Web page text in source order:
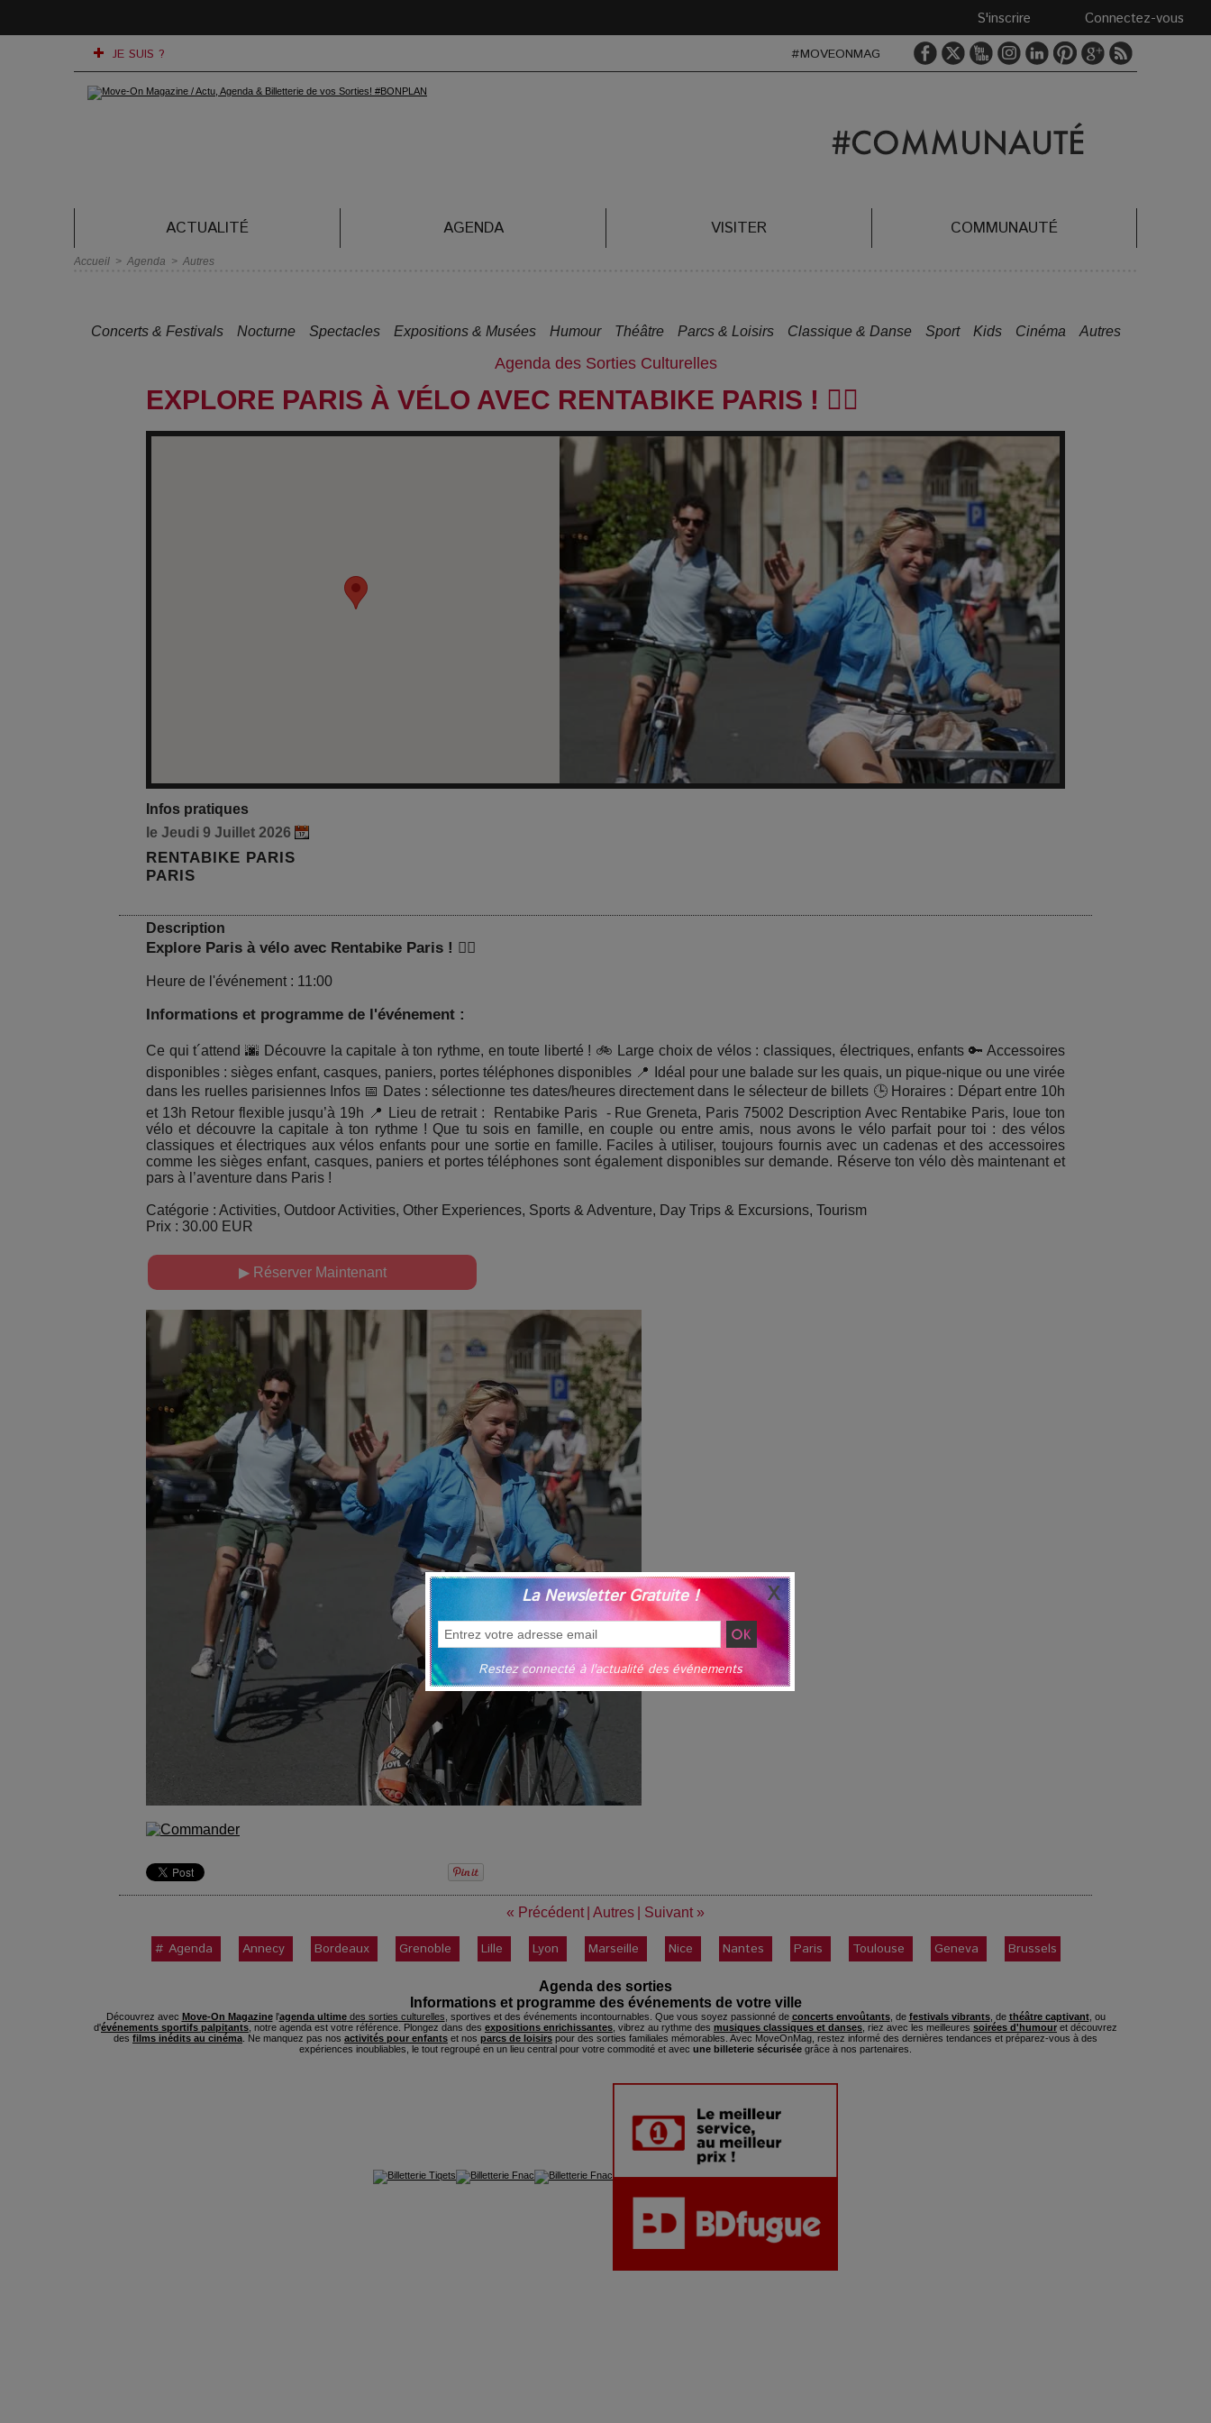
Connectez-vous
S'inscrire
JE SUIS ? #MOVEONMAG
ACTUALITÉ AGENDA VISITER COMMUNAUTÉ
Accueil > Agenda > Autres
Concerts & Festivals Nocturne Spectacles Expositions & Musées Humour Théâtre Parcs & Loisirs Classique & Danse Sport Kids Cinéma Autres
Agenda des Sorties Culturelles
EXPLORE PARIS À VÉLO AVEC RENTABIKE PARIS ! 🚴‍♂️
Infos pratiques
le Jeudi 9 Juillet 2026
RENTABIKE PARIS
PARIS
Description
Explore Paris à vélo avec Rentabike Paris ! 🚴‍♂️
Heure de l'événement : 11:00
Informations et programme de l'événement :
Ce qui t´attend 🌆 Découvre la capitale à ton rythme, en toute liberté ! 🚲 Large choix de vélos : classiques, électriques, enfants 🔑 Accessoires
disponibles : sièges enfant, casques, paniers, portes téléphones disponibles 📍 Idéal pour une balade sur les quais, un pique-nique ou une virée
dans les ruelles parisiennes Infos 📅 Dates : sélectionne tes dates/heures directement dans le sélecteur de billets 🕒 Horaires : Départ entre 10h
et 13h Retour flexible jusqu’à 19h 📍 Lieu de retrait : Rentabike Paris - Rue Greneta, Paris 75002 Description Avec Rentabike Paris, loue ton
vélo et découvre la capitale à ton rythme ! Que tu sois en famille, en couple ou entre amis, nous avons le vélo parfait pour toi : des vélos
classiques et électriques aux vélos enfants pour une sortie en famille. Faciles à utiliser, toujours fournis avec un cadenas et des accessoires
comme les sièges enfant, casques, paniers et portes téléphones sont également disponibles sur demande. Réserve ton vélo dès maintenant et
pars à l’aventure dans Paris !
Catégorie : Activities, Outdoor Activities, Other Experiences, Sports & Adventure, Day Trips & Excursions, Tourism
Prix : 30.00 EUR
▶ Réserver Maintenant
« Précédent Autres Suivant »
# Agenda Annecy Bordeaux Grenoble Lille Lyon Marseille Nice Nantes Paris Toulouse Geneva Brussels
Agenda des sorties
Informations et programme des événements de votre ville
Découvrez avec Move-On Magazinel'agenda ultimedes sorties culturelles , sportives et des événements incontournables. Que vous soyez passionné de concerts envoûtants, de festivals vibrants, de théâtre captivant, ou
d'événements sportifs palpitants , notre agenda est votre référence. Plongez dans des expositions enrichissantes , vibrez au rythme des musiques classiques et danses , riez avec les meilleures soirées d'humour et découvrez
des films inédits au cinéma . Ne manquez pas nos activités pour enfants et nos parcs de loisirs pour des sorties familiales mémorables. Avec MoveOnMag, restez informé des dernières tendances et préparez-vous à des
expériences inoubliables, le tout regroupé en un lieu central pour votre commodité et avec une billeterie sécurisée grâce à nos partenaires.
La Newsletter Gratuite !
Restez connecté à l'actualité des événements